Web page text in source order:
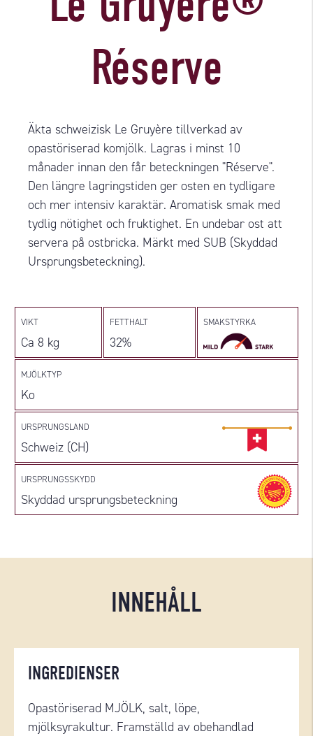
Réserve
Äkta schweizisk Le Gruyère tillverkad av
opastöriserad komjölk. Lagras i minst 10
månader innan den får beteckningen "Réserve".
Den längre lagringstiden ger osten en tydligare
och mer intensiv karaktär. Aromatisk smak med
tydlig nötighet och fruktighet. En undebar ost att
servera på ostbricka. Märkt med SUB (Skyddad
Ursprungsbeteckning).
VIKT
Ca 8 kg
FETTHALT
32%
SMAKSTYRKA
MJÖLKTYP
Ko
URSPRUNGSLAND
Schweiz (CH)
URSPRUNGSSKYDD
Skyddad ursprungsbeteckning
INNEHÅLL
INGREDIENSER
Opastöriserad MJÖLK, salt, löpe,
mjölksyrakultur. Framställd av obehandlad